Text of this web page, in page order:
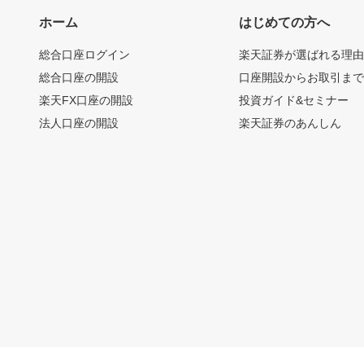
ホーム
総合口座ログイン
総合口座の開設
楽天FX口座の開設
法人口座の開設
はじめての方へ
楽天証券が選ばれる理由
口座開設からお取引ま
投資ガイド&セミナー
楽天証券のあんしん